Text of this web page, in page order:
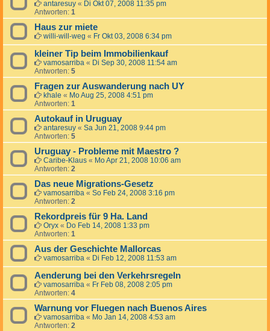
antaresuy « Di Okt 07, 2008 11:35 pm
Antworten: 1
Haus zur miete
willi-will-weg « Fr Okt 03, 2008 6:34 pm
kleiner Tip beim Immobilienkauf
vamosarriba « Di Sep 30, 2008 11:54 am
Antworten: 5
Fragen zur Auswanderung nach UY
khale « Mo Aug 25, 2008 4:51 pm
Antworten: 1
Autokauf in Uruguay
antaresuy « Sa Jun 21, 2008 9:44 pm
Antworten: 5
Uruguay - Probleme mit Maestro ?
Caribe-Klaus « Mo Apr 21, 2008 10:06 am
Antworten: 2
Das neue Migrations-Gesetz
vamosarriba « So Feb 24, 2008 3:16 pm
Antworten: 2
Rekordpreis für 9 Ha. Land
Oryx « Do Feb 14, 2008 1:33 pm
Antworten: 1
Aus der Geschichte Mallorcas
vamosarriba « Di Feb 12, 2008 11:53 am
Aenderung bei den Verkehrsregeln
vamosarriba « Fr Feb 08, 2008 2:05 pm
Antworten: 4
Warnung vor Fluegen nach Buenos Aires
vamosarriba « Mo Jan 14, 2008 4:53 am
Antworten: 2